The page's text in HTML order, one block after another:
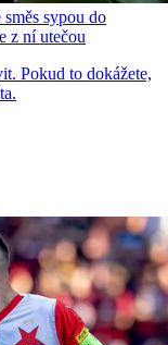
sypou do
z ní utečou
Pokud to dokážete,